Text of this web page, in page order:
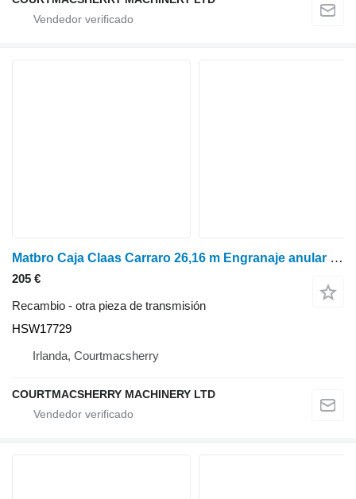
Matbro Caja Claas Carraro 26,16 m Engranaje anular 125452; 134298; 10906335; HSW17729
205 €
Recambio - otra pieza de transmisión
HSW17729
Irlanda, Courtmacsherry
COURTMACSHERRY MACHINERY LTD